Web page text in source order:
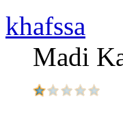
khafssa
Madi